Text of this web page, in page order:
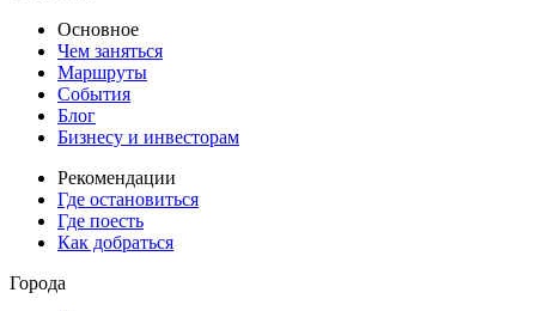
Основное
Чем заняться
Маршруты
События
Блог
Бизнесу и инвесторам
Рекомендации
Где остановиться
Где поесть
Как добраться
Города